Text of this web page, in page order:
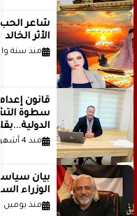
الأثر الخالد
منذ سنة
قانون
سطوة
منذ 4 أشهر
بيان
الوزراء
منذ يومين